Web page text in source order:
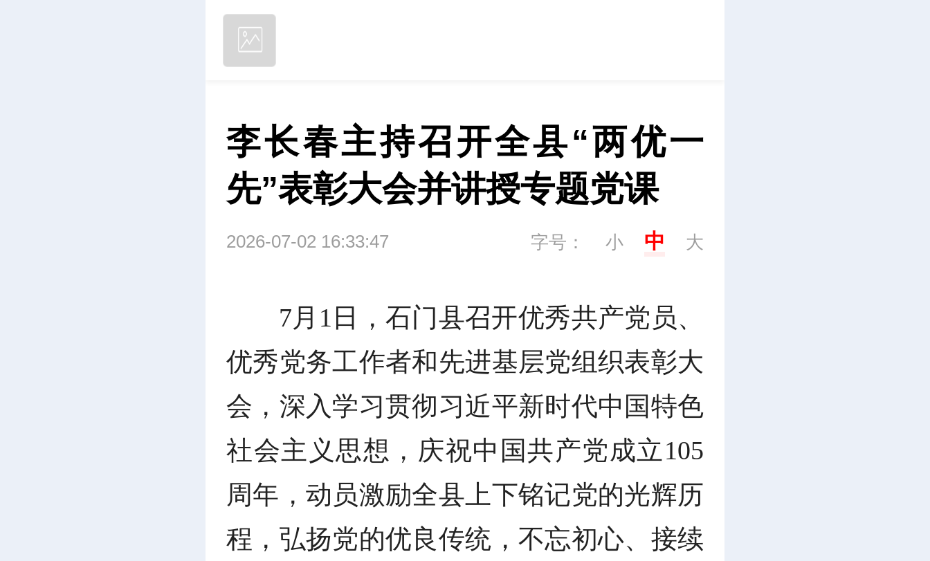
李长春主持召开全县“两优一
先”表彰大会并讲授专题党课
2026-07-02 16:33:47 字号： 小 中 大
7月1日，石门县召开优秀共产党员、
优秀党务工作者和先进基层党组织表彰大
会，深入学习贯彻习近平新时代中国特色
社会主义思想，庆祝中国共产党成立105
周年，动员激励全县上下铭记党的光辉历
程，弘扬党的优良传统，不忘初心、接续